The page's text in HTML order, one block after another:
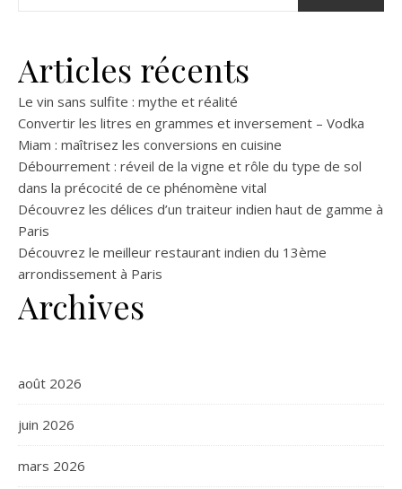
Articles récents
Le vin sans sulfite : mythe et réalité
Convertir les litres en grammes et inversement – Vodka
Miam : maîtrisez les conversions en cuisine
Débourrement : réveil de la vigne et rôle du type de sol
dans la précocité de ce phénomène vital
Découvrez les délices d’un traiteur indien haut de gamme à
Paris
Découvrez le meilleur restaurant indien du 13ème
arrondissement à Paris
Archives
août 2026
juin 2026
mars 2026